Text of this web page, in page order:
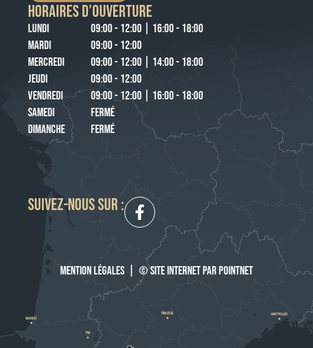
HORAIRES D’OUVERTURE
LUNDI
09:00 - 12:00 | 16:00 - 18:00
MARDI
09:00 - 12:00
MERCREDI
09:00 - 12:00 | 14:00 - 18:00
JEUDI
09:00 - 12:00
VENDREDI
09:00 - 12:00 | 16:00 - 18:00
SAMEDI
FERMÉ
DIMANCHE
FERMÉ
SUIVEZ-NOUS SUR :
MENTION LÉGALES © SITE INTERNET PAR POINTNET